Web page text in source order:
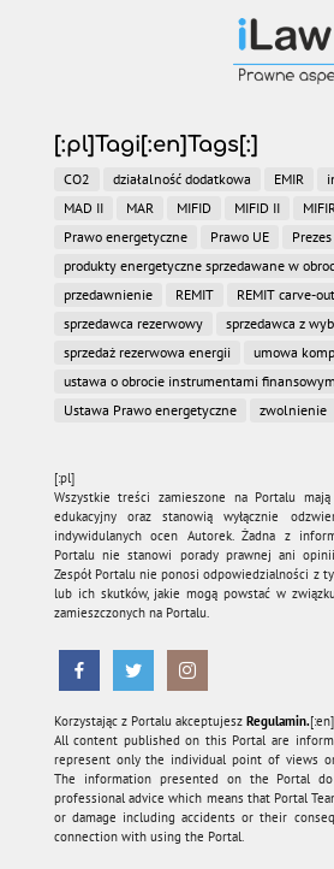
[:pl]Tagi[:en]Tags[:]
CO2 działalność dodatkowa EMIR
MAD II
MAR MIFID MIFID II MIFIR
Prawo energetyczne
Prawo UE
produkty energetyczne sprzedawane w
przedawnienie
REMIT
REMIT carve-out
sprzedawca rezerwowy
sprzedawca z
sprzedaż rezerwowa energii
umowa
ustawa o obrocie instrumentami
Ustawa Prawo energetyczne
zwolnienie
[:pl]
Wszystkie treści zamieszone na Portalu
edukacyjny oraz stanowią wyłącznie
indywidulanych ocen Autorek. Żadna z
Portalu nie stanowi porady prawnej ani
Zespół Portalu nie ponosi odpowiedzialności z
lub ich skutków, jakie mogą powstać w
zamieszczonych na Portalu.
Korzystając z Portalu akceptujesz Regulamin.[:en]
All content published on this Portal are
represent only the individual point of views or
The information presented on the Portal
professional advice which means that Portal
or damage including accidents or their
connection with using the Portal.